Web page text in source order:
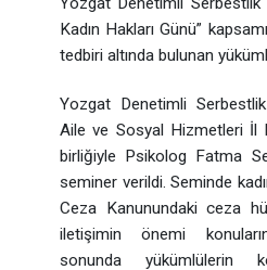
Kadın Hakları Günü”
tedbiri altında bulunan
Yozgat Denetimli
Aile ve Sosyal Hizmetleri İl
birliğiyle Psikolog Fatma
seminer verildi. Seminde
Ceza Kanunundaki ceza
iletişimin önemi
sonunda yükümlülerin